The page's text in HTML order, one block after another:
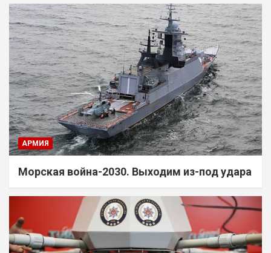
АРМИЯ
Морская война-2030. Выходим из-под удара